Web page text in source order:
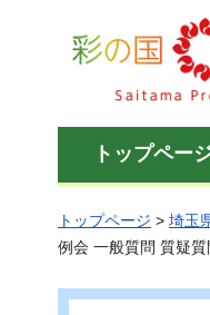
彩の国 埼玉県
トップペー
トップページ > 埼玉
例会 一般質問 質疑質